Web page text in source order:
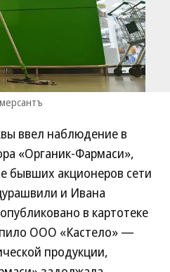
ввел наблюдение в
«Органик-Фармаси»,
бывших акционеров сети
и Ивана
в картотеке
ООО «Кастело» —
продукции,